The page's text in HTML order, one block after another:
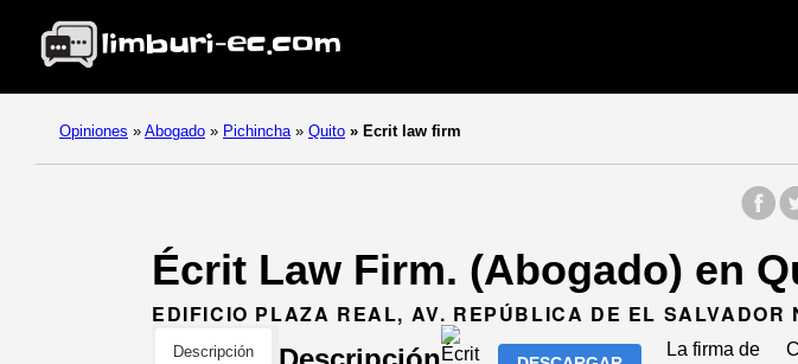
Opiniones » Abogado » Pichincha » Quito » Ecrit law firm
Écrit Law Firm. (Abogado) en
EDIFICIO PLAZA REAL, AV. REPÚBLICA DE EL SALVADOR
Descripción
La firma de